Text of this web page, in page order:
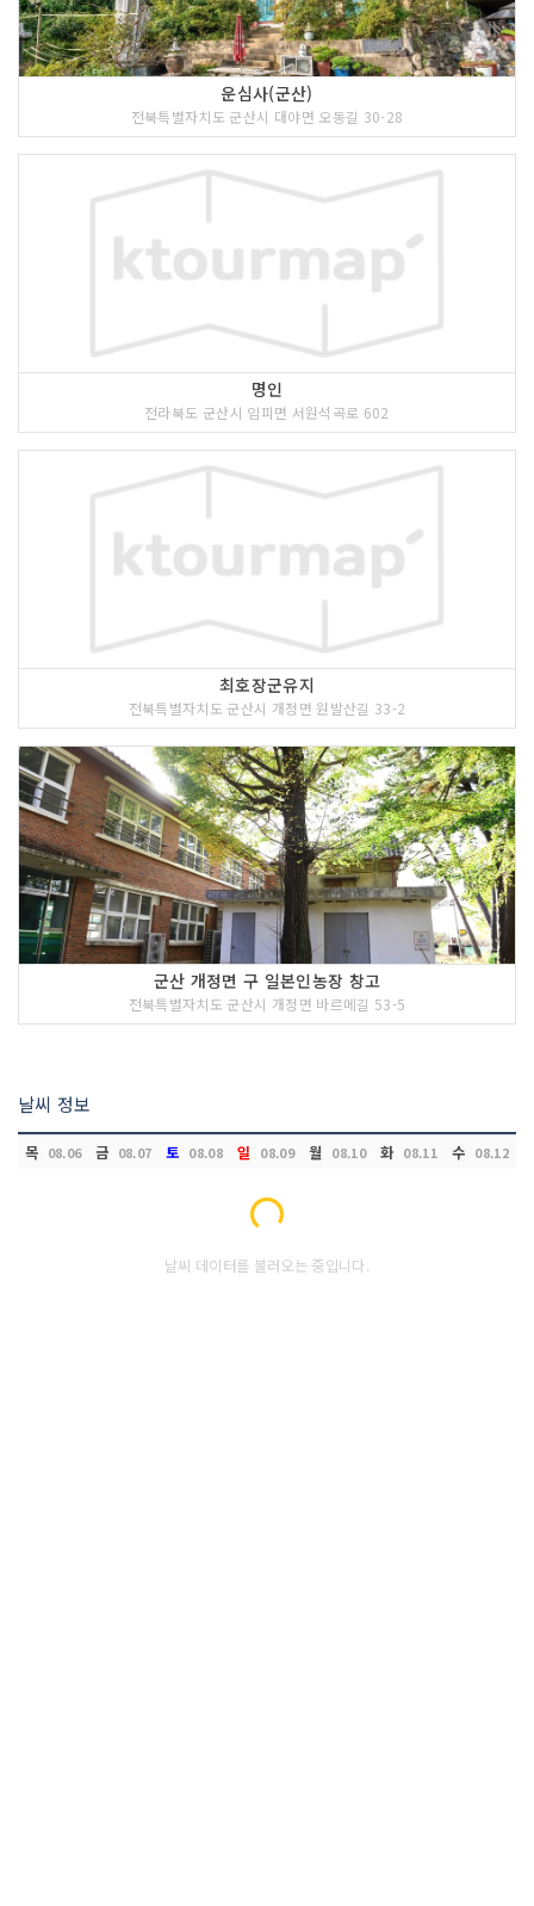
운심사(군산)
전북특별자치도 군산시 대야면 오동길 30-28
명인
전라북도 군산시 임피면 서원석곡로 602
최호장군유지
전북특별자치도 군산시 개정면 원발산길 33-2
군산 개정면 구 일본인농장 창고
전북특별자치도 군산시 개정면 바르메길 53-5
날씨 정보
목 08.06 금 08.07 토 08.08 일 08.09 월 08.10 화 08.11 수 08.12
Loading...
날씨 데이터를 불러오는 중입니다.